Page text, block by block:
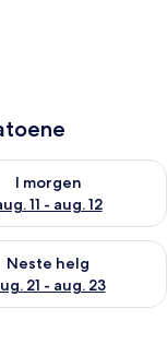
11
I morgen
11 - aug. 12
for i
14 - aug. 16
Neste helg
21 - aug. 23
for